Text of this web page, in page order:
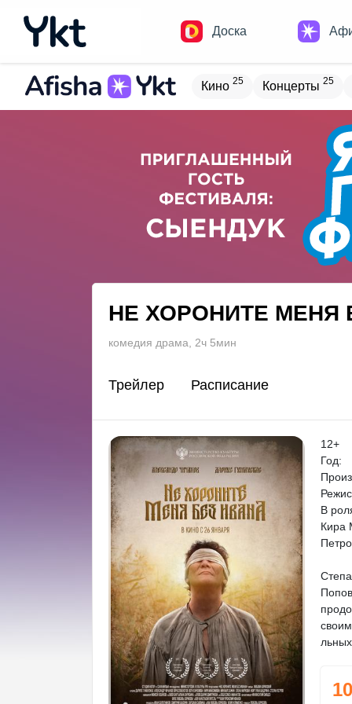
Доска
Домики
Кино 25 Концерты 25
Встречи Детям
Обучение 4
НЕ ХОРОНИТЕ МЕНЯ
комедия драма, 2ч 5мин
Трейлер Расписание
12+
Год:
В
Кира
10